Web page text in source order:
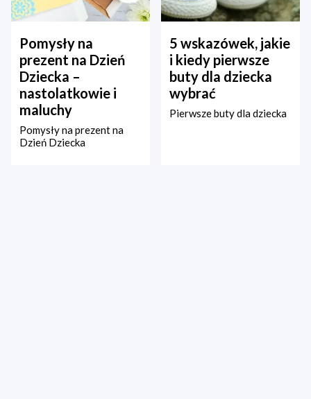
Pomysły na
prezent na Dzień
Dziecka –
nastolatkowie i
maluchy
Pomysły na prezent na
Dzień Dziecka
5 wskazówek, jakie
i kiedy pierwsze
buty dla dziecka
wybrać
Pierwsze buty dla dziecka